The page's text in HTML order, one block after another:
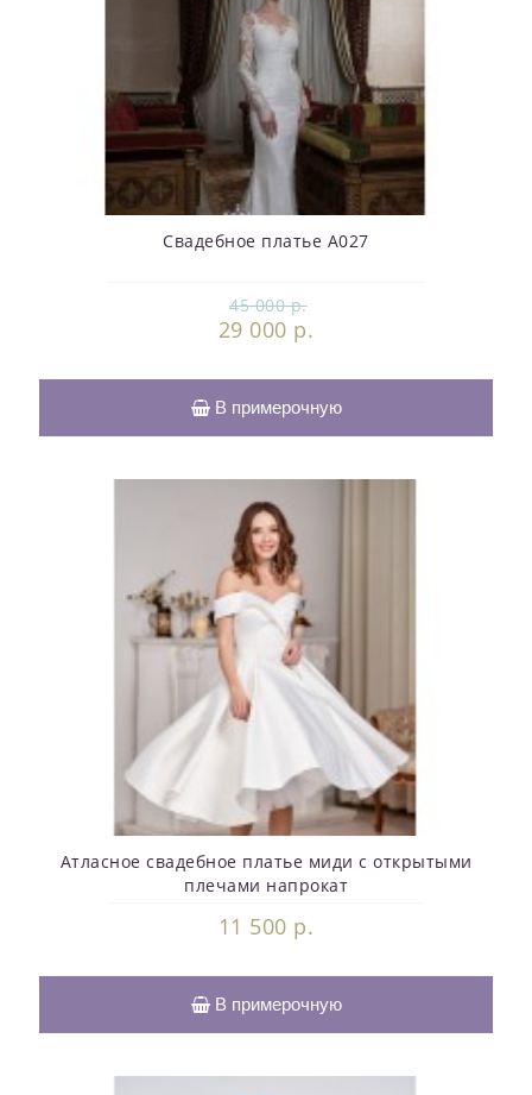
Свадебное платье А027
45 000 р.
29 000 р.
В примерочную
Атласное свадебное платье миди с открытыми
плечами напрокат
11 500 р.
В примерочную